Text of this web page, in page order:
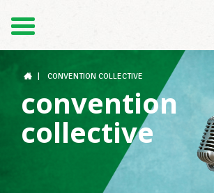
DE
Le LCGB
Structures syndicales
CONVENTION COLLECTIVE
convention
collective